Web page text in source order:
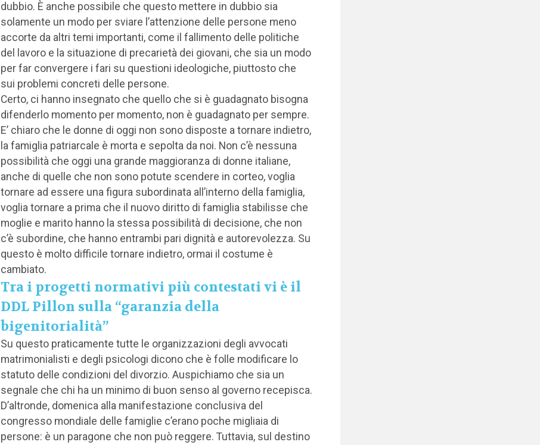
dubbio. È anche possibile che questo mettere in dubbio sia
solamente un modo per sviare l’attenzione delle persone meno
accorte da altri temi importanti, come il fallimento delle politiche
del lavoro e la situazione di precarietà dei giovani, che sia un modo
per far convergere i fari su questioni ideologiche, piuttosto che
sui problemi concreti delle persone.
Certo, ci hanno insegnato che quello che si è guadagnato bisogna
difenderlo momento per momento, non è guadagnato per sempre.
E’ chiaro che le donne di oggi non sono disposte a tornare indietro,
la famiglia patriarcale è morta e sepolta da noi. Non c’è nessuna
possibilità che oggi una grande maggioranza di donne italiane,
anche di quelle che non sono potute scendere in corteo, voglia
tornare ad essere una figura subordinata all’interno della famiglia,
voglia tornare a prima che il nuovo diritto di famiglia stabilisse che
moglie e marito hanno la stessa possibilità di decisione, che non
c’è subordine, che hanno entrambi pari dignità e autorevolezza. Su
questo è molto difficile tornare indietro, ormai il costume è
cambiato.
Tra i progetti normativi più contestati vi è il
DDL Pillon sulla “garanzia della
bigenitorialità”
Su questo praticamente tutte le organizzazioni degli avvocati
matrimonialisti e degli psicologi dicono che è folle modificare lo
statuto delle condizioni del divorzio. Auspichiamo che sia un
segnale che chi ha un minimo di buon senso al governo recepisca.
D’altronde, domenica alla manifestazione conclusiva del
congresso mondiale delle famiglie c’erano poche migliaia di
persone: è un paragone che non può reggere. Tuttavia, sul destino